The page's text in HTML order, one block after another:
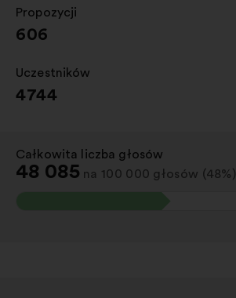
Propozycji
:
606
Uczestników
:
4744
Całkowita liczba głosów
:
48 085 na 100 000 głosów (48%)